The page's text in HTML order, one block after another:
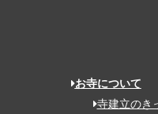
お寺について
寺建立のき